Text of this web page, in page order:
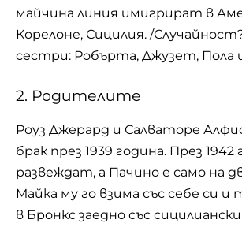
майчина линия имигрират в
Корелоне, Сицилия. /
сестри: Робърта, Джузет, Пола
2. Родителите
Роуз Джерард и Салваторе
брак през 1939 година. През 1942
развеждат, а Пачино е само на
Майка му го взима със себе си и
в Бронкс заедно със